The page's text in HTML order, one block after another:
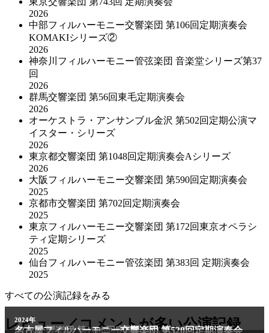
2026
中部フィルハーモニー交響楽団 第106回定期演奏会
KOMAKIシリーズ②
2026
神奈川フィルハーモニー管弦楽団 音楽堂シリーズ第37
回
2026
群馬交響楽団 第56回東毛定期演奏会
2026
オーケストラ・アンサンブル金沢 第502回定期公演マ
イスター・シリーズ
2026
東京都交響楽団 第1048回定期演奏会Aシリーズ
2026
大阪フィルハーモニー交響楽団 第590回定期演奏会
2025
京都市交響楽団 第702回定期演奏会
2025
東京フィルハーモニー交響楽団 第172回東京オペラシ
ティ定期シリーズ
2025
仙台フィルハーモニー管弦楽団 第383回 定期演奏会
2025
すべての公演記録をみる
レビュー／コメントが多い公演記録